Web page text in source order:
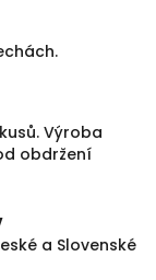
Výroba
obdržení
a Slovenské